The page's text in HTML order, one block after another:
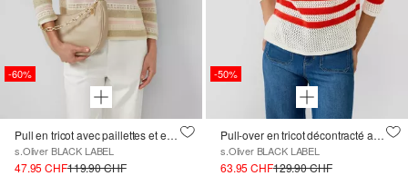
-60%
Pull en tricot avec paillettes et encolure en U
s.Oliver BLACK LABEL
47.95 CHF119.90 CHF
-50%
Pull-over en tricot décontracté avec motif floral
s.Oliver BLACK LABEL
63.95 CHF129.90 CHF